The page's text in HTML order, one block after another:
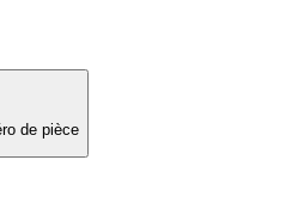
de pièce